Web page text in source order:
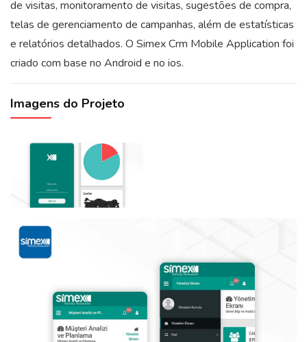
de visitas, monitoramento de visitas, sugestões de compra,
telas de gerenciamento de campanhas, além de estatísticas
e relatórios detalhados. O Simex Crm Mobile Application foi
criado com base no Android e no ios.
Imagens do Projeto